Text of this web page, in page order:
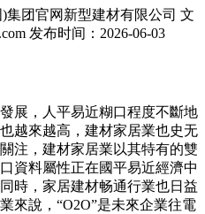
集团官网新型建材有限公司 文
发布时间：2026-06-03
，人平易近糊口程度不斷地
越來越高，建材家居業也史无
注，建材家居業以其特有的雙
資料屬性正在國平易近經濟中
時，家居建材畅通行業也日益
來說，“O2O”是未來企業往電